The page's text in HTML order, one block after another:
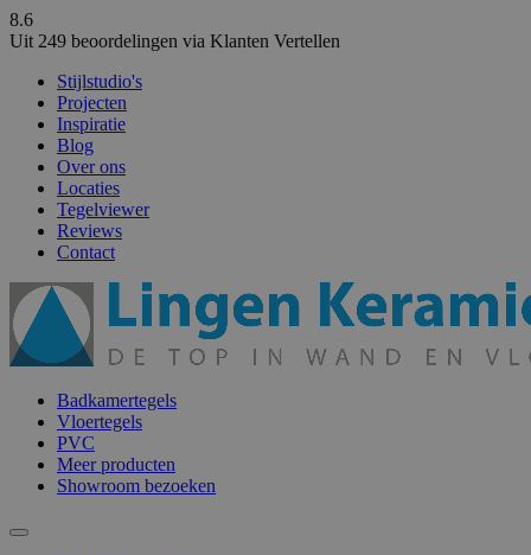
8.6
Uit 249 beoordelingen via Klanten Vertellen
Stijlstudio's
Projecten
Inspiratie
Blog
Over ons
Locaties
Tegelviewer
Reviews
Contact
Badkamertegels
Vloertegels
PVC
Meer producten
Showroom bezoeken